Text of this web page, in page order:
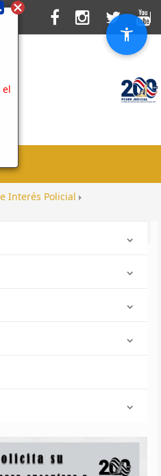
el
Interés Policial
Mathias Sánchez Soto